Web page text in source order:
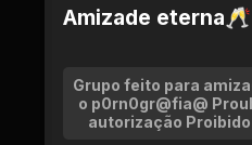
Amizade eterna🥂
Grupo feito para
o p0rn0gr@fia@
autorização